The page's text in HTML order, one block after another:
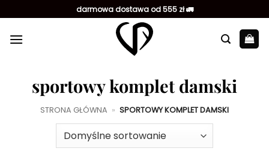
do
zawartości
darmowa dostawa od 555 zł 🚛
sportowy komplet damski
STRONA GŁÓWNA » SPORTOWY KOMPLET DAMSKI